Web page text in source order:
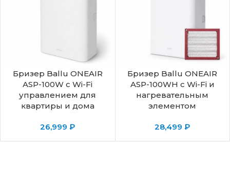
Бризер Ballu ONEAIR
ASP-100W с Wi-Fi
управлением для
квартиры и дома
26,999₽
Бризер Ballu ONEAIR
ASP-100WH с Wi-Fi и
нагревательным
элементом
28,499₽